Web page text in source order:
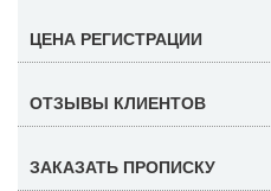
ЦЕНА РЕГИСТРАЦИИ
ОТЗЫВЫ КЛИЕНТОВ
ЗАКАЗАТЬ ПРОПИСКУ